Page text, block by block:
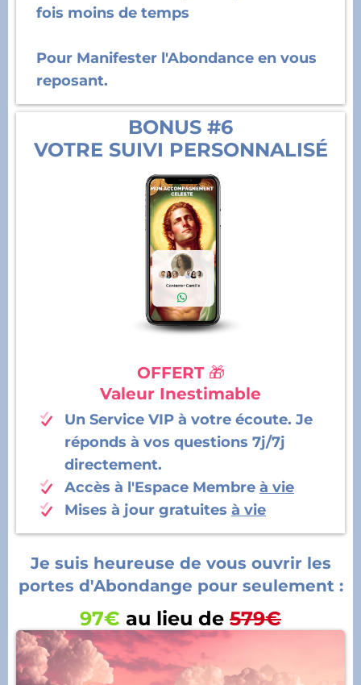
fois moins de temps
Pour Manifester l'Abondance en vous
reposant.
BONUS #6
VOTRE SUIVI PERSONNALISÉ
OFFERT 🎁
Valeur Inestimable
Un Service VIP à votre écoute. Je
réponds à vos questions 7j/7j
directement.
Accès à l'Espace Membre à vie
Mises à jour gratuites à vie
Je suis heureuse de vous ouvrir les
portes d'Abondange pour seulement :
97€ au lieu de 579€